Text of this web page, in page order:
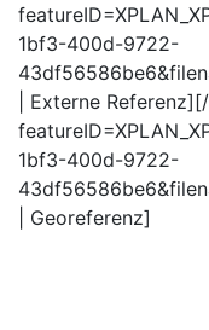
1bf3-400d-9722-
| Externe
1bf3-400d-9722-
| Georeferenz]